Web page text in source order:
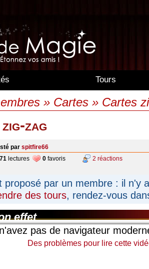
Tours
» Cartes » Cartes
zag
par spitfire66
lectures 0 favoris 2 réactions
proposé par un membre : il n'y
des tours, rendez-vous
effet
pas de navigateur
Des problèmes pour lire cette